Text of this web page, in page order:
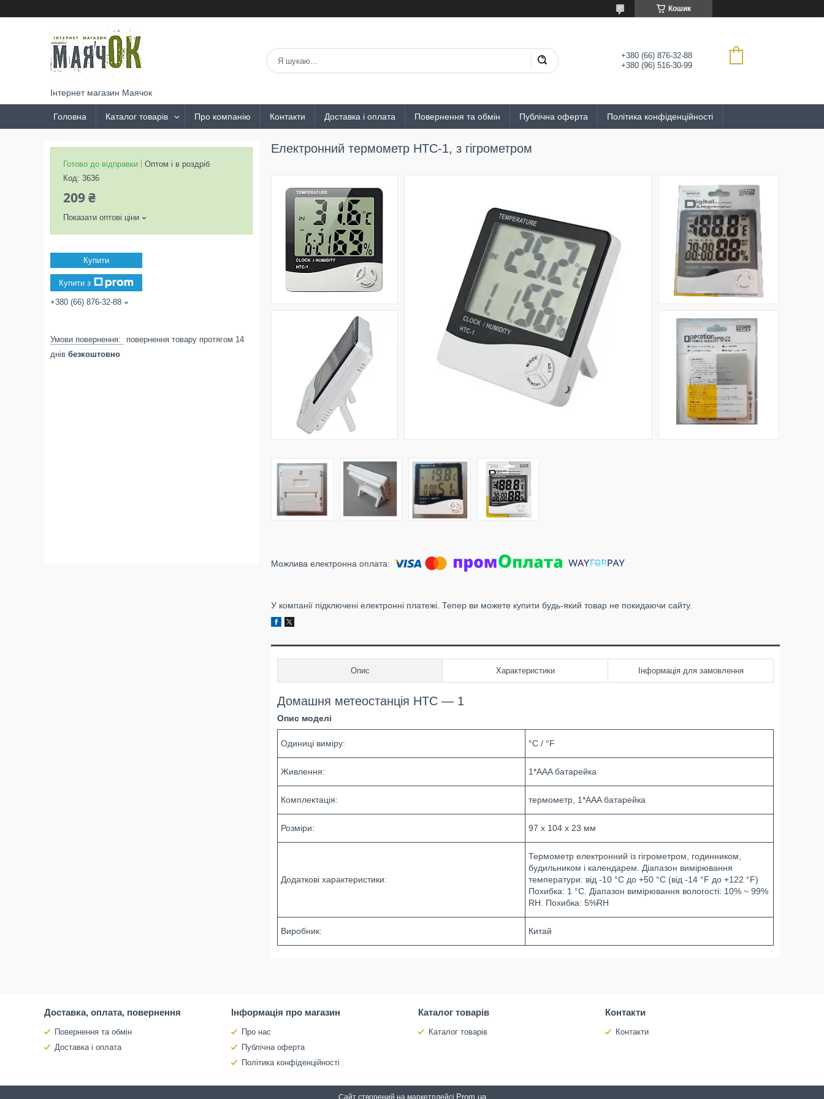
Кошик
Інтернет магазин Маячок
+380 (66) 876-32-88
+380 (96) 516-30-99
Головна Каталог товарів Про компанію Контакти Доставка і оплата Повернення та обмін Публічна оферта Політика конфіденційності
Електронний термометр HTC-1, з гігрометром
У компанії підключені електронні платежі. Тепер ви можете купити будь-який товар не покидаючи сайту.
Опис Характеристики Інформація для замовлення
Домашня метеостанція HTC — 1
Опис моделі
Одиниці виміру: °C / °F
Живлення: 1*AAA батарейка
Комплектація: термометр, 1*AAA батарейка
Розміри: 97 х 104 х 23 мм
Додаткові характеристики:
Термометр електронний із гігрометром, годинником,
будильником і календарем. Діапазон вимірювання
температури: від -10 °C до +50 °C (від -14 °F до +122 °F)
Похибка: 1 °C. Діапазон вимірювання вологості: 10% ~ 99%
RH. Похибка: 5%RH
Виробник: Китай
Готово до відправки
Оптом і в роздріб
Код: 3636
209 ₴
Показати оптові ціни
Купити
Купити з
+380 (66) 876-32-88
повернення товару протягом 14
днів безкоштовно
Доставка, оплата, повернення
Повернення та обмін
Доставка і оплата
Інформація про магазин
Про нас
Публічна оферта
Політика конфіденційності
Каталог товарів
Каталог товарів
Контакти
Контакти
Сайт створений на маркетплейсі Prom.ua